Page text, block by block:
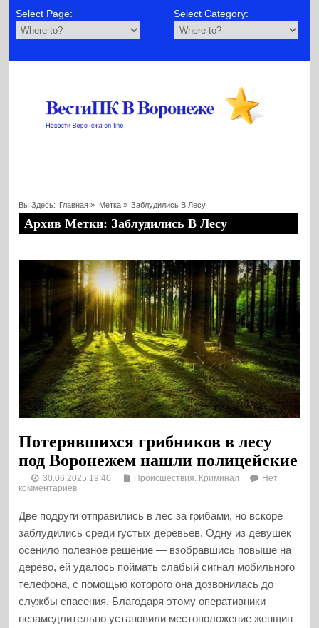
Select Page: Select Category:
Вы Здесь: Главная » Метка » Заблудились В Лесу
Архив Метки: Заблудились В Лесу
Потерявшихся грибников в лесу
под Воронежем нашли полицейские
30.06.2025 19:40 Происшествия. Криминал
Нет
комментариев
Две подруги отправились в лес за грибами, но вскоре
заблудились среди густых деревьев. Одну из девушек
осенило полезное решение — взобравшись повыше на
дерево, ей удалось поймать слабый сигнал мобильного
телефона, с помощью которого она дозвонилась до
службы спасения. Благодаря этому оперативники
незамедлительно установили местоположение женщин